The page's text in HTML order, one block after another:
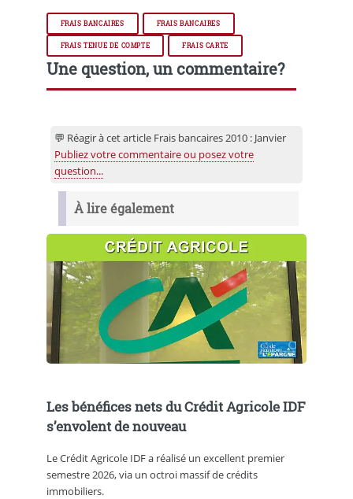
FRAIS BANCAIRES FRAIS BANCAIRES
FRAIS TENUE DE COMPTE FRAIS CARTE
Une question, un commentaire?
💬 Réagir à cet article Frais bancaires 2010 : Janvier
Publiez votre commentaire ou posez votre
question...
À lire également
Les bénéfices nets du Crédit Agricole IDF
s’envolent de nouveau
Le Crédit Agricole IDF a réalisé un excellent premier
semestre 2026, via un octroi massif de crédits
immobiliers.